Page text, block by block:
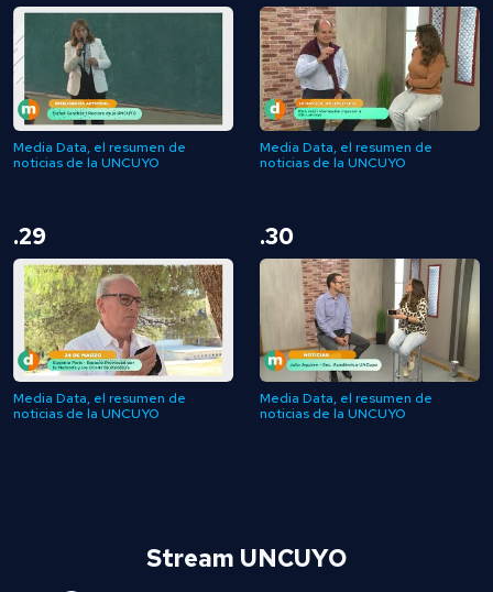
Media Data, el resumen de
noticias de la UNCUYO
Media Data, el resumen de
noticias de la UNCUYO
.29
Media Data, el resumen de
noticias de la UNCUYO
.30
Media Data, el resumen de
noticias de la UNCUYO
Stream UNCUYO